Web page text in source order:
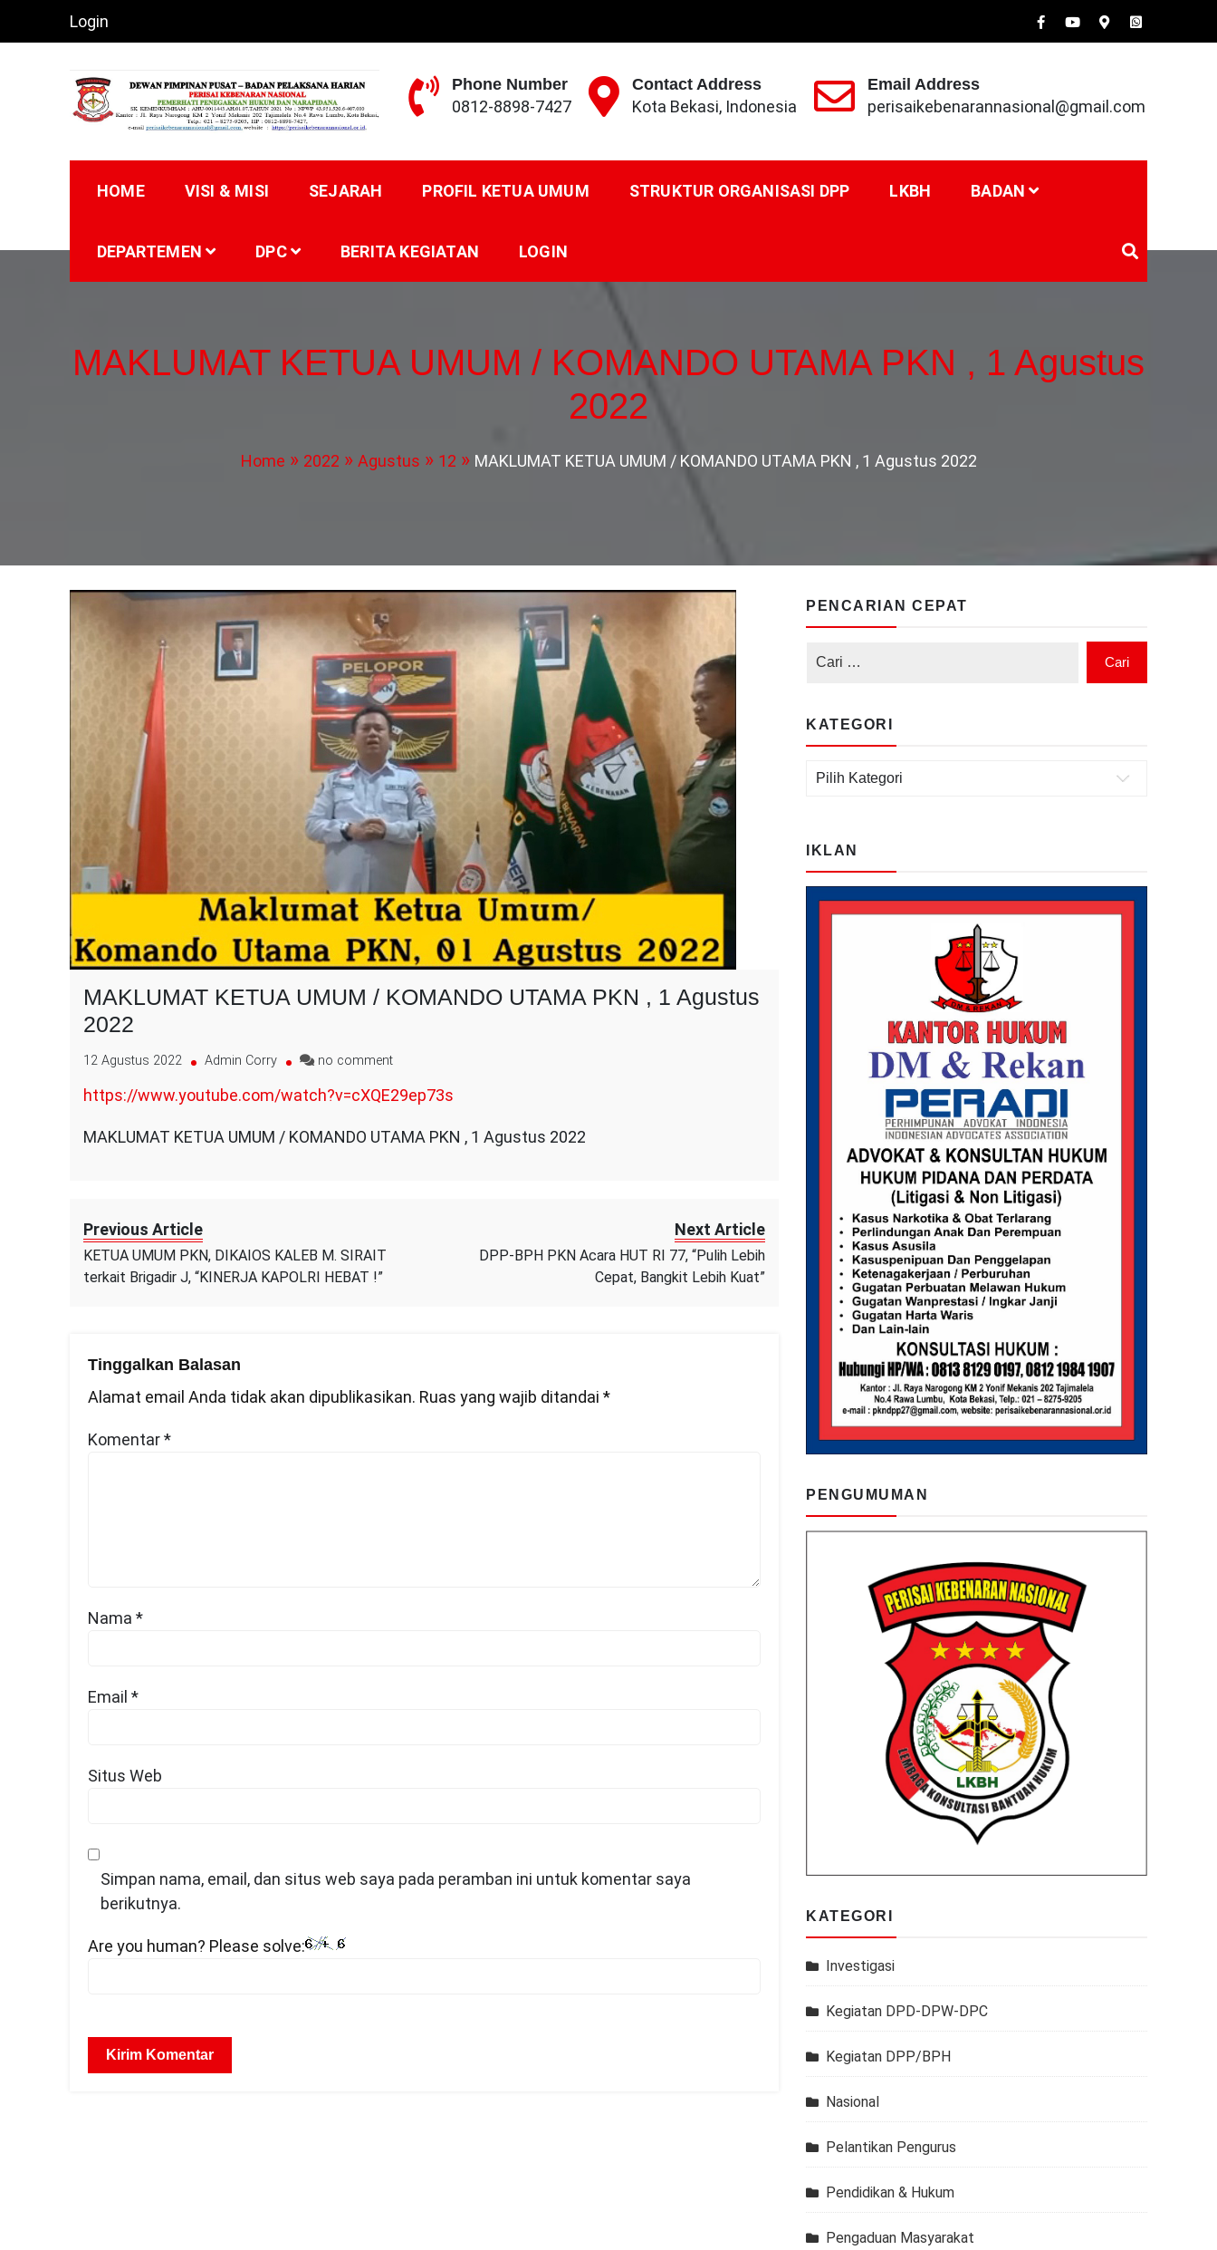
Login
PERISAI KEBENARAN NASIONAL
Phone Number
0812-8898-7427
Contact Address
Kota Bekasi, Indonesia
Email Address
perisaikebenarannasional@gmail.com
HOME VISI & MISI SEJARAH PROFIL KETUA UMUM STRUKTUR ORGANISASI DPP LKBH BADAN
DEPARTEMEN DPC BERITA KEGIATAN LOGIN
MAKLUMAT KETUA UMUM / KOMANDO UTAMA PKN , 1 Agustus
2022
Home 2022 Agustus 12 MAKLUMAT KETUA UMUM / KOMANDO UTAMA PKN , 1 Agustus 2022
MAKLUMAT KETUA UMUM / KOMANDO UTAMA PKN , 1 Agustus
2022
12 Agustus 2022 Admin Corry no commenton
KETUA
/
https://www.youtube.com/watch?v=cXQE29ep73s
MAKLUMAT KETUA UMUM / KOMANDO UTAMA PKN , 1 Agustus 2022
Previous Article
KETUA UMUM PKN, DIKAIOS KALEB M. SIRAIT
terkait Brigadir J, “KINERJA KAPOLRI HEBAT !”
Next Article
DPP-BPH PKN Acara HUT RI 77, “Pulih Lebih
Cepat, Bangkit Lebih Kuat”
Tinggalkan Balasan
Alamat email Anda tidak akan dipublikasikan. Ruas yang wajib ditandai *
Komentar*
Nama *
Email *
Situs Web
Simpan nama, email, dan situs web saya pada peramban ini untuk komentar saya
berikutnya.
Are you human? Please solve:
PENCARIAN CEPAT
KATEGORI
Kategori
IKLAN
PENGUMUMAN
KATEGORI
Investigasi
Kegiatan DPD-DPW-DPC
Kegiatan DPP/BPH
Nasional
Pelantikan Pengurus
Pendidikan & Hukum
Pengaduan Masyarakat